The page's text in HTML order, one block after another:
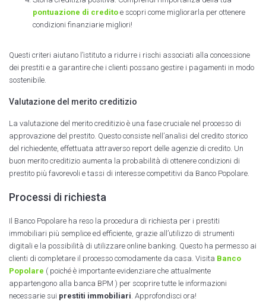
pontuazione di credito e scopri come migliorarla per ottenere
condizioni finanziarie migliori!
Questi criteri aiutano l’istituto a ridurre i rischi associati alla concessione
dei prestiti e a garantire che i clienti possano gestire i pagamenti in modo
sostenibile.
Valutazione del merito creditizio
La valutazione del merito creditizio è una fase cruciale nel processo di
approvazione del prestito. Questo consiste nell’analisi del credito storico
del richiedente, effettuata attraverso report delle agenzie di credito. Un
buon merito creditizio aumenta la probabilità di ottenere condizioni di
prestito più favorevoli e tassi di interesse competitivi da Banco Popolare.
Processi di richiesta
Il Banco Popolare ha reso la procedura di richiesta per i prestiti
immobiliari più semplice ed efficiente, grazie all’utilizzo di strumenti
digitali e la possibilità di utilizzare online banking. Questo ha permesso ai
clienti di completare il processo comodamente da casa. Visita Banco
Popolare ( poiché è importante evidenziare che attualmente
appartengono alla banca BPM ) per scoprire tutte le informazioni
necessarie sui prestiti immobiliari . Approfondisci ora!